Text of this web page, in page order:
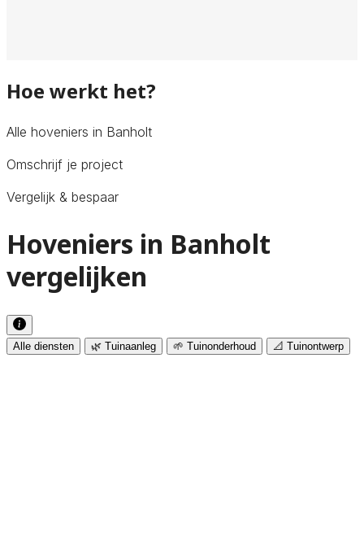
Hoe werkt het?
Alle hoveniers in Banholt
Omschrijf je project
Vergelijk & bespaar
Hoveniers in Banholt
vergelijken
Alle diensten 🌿 Tuinaanleg 🌱 Tuinonderhoud 📐 Tuinontwerp